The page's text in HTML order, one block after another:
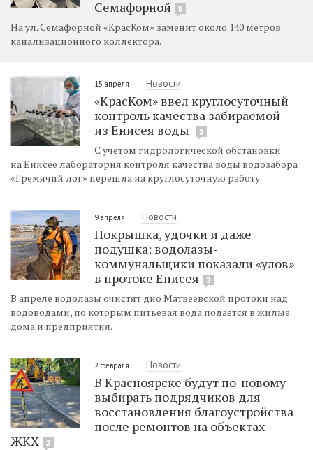
Семафорной
9
На ул. Семафорной «КрасКом» заменит около 140 метров
канализационного коллектора.
15 апреля Новости
«КрасКом» ввел круглосуточный
контроль качества забираемой
из Енисея воды
3
С учетом гидрологической обстановки
на Енисее лаборатория контроля качества воды водозабора
«Гремячий лог» перешла на круглосуточную работу.
9 апреля Новости
Покрышка, удочки и даже
подушка: водолазы-
коммунальщики показали «улов»
в протоке Енисея
3
В апреле водолазы очистят дно Матвеевской протоки над
водоводами, по которым питьевая вода подается в жилые
дома и предприятия.
2 февраля Новости
В Красноярске будут по-новому
выбирать подрядчиков для
восстановления благоустройства
после ремонтов на объектах
ЖКХ
2